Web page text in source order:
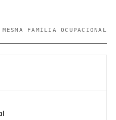
MESMA FAMÍLIA OCUPACIONAL